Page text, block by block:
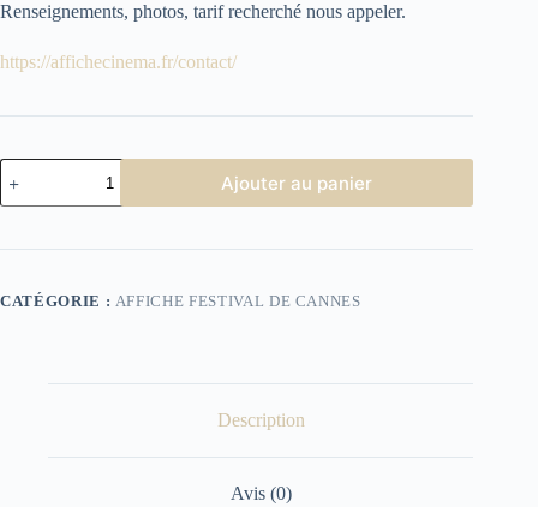
Renseignements, photos, tarif recherché nous appeler.
https://affichecinema.fr/contact/
quantité
de
Affiche
de
Ajouter au panier
CATÉGORIE : AFFICHE FESTIVAL DE CANNES
Description
Avis (0)